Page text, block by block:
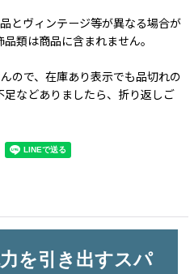
とヴィンテージ等が異なる場合が
類は商品に含まれません。
ので、在庫あり表示でも品切れの
などありましたら、折り返しご
を引き出すスパ